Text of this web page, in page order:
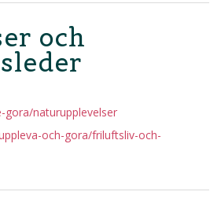
och
gora/naturupplevelser
och-gora/friluftsliv-och-